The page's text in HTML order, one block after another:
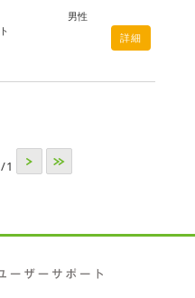
男性
詳細
/1